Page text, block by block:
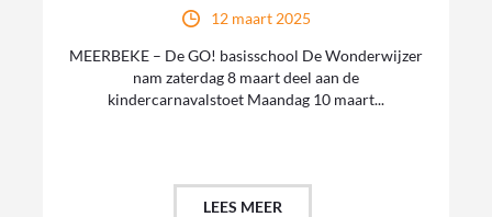
12 maart 2025
MEERBEKE – De GO! basisschool De Wonderwijzer
nam zaterdag 8 maart deel aan de
kindercarnavalstoet Maandag 10 maart...
LEES MEER